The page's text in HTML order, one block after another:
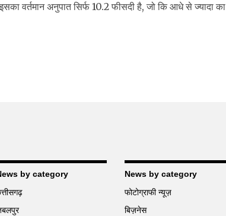
वर्तमान अनुपात सिर्फ 10.2 फीसदी है, जो कि आधे से ज्यादा का
by category
News by category
फोटोग्राफी न्यूज़
बिज़नेस